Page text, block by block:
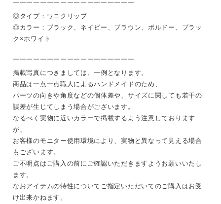
￣￣￣￣￣￣￣￣￣￣￣￣￣￣￣￣￣￣
◎タイプ：ワニクリップ
◎カラー：ブラック、ネイビー、ブラウン、ボルドー、ブラッ
ク×ホワイト
￣￣￣￣￣￣￣￣￣￣￣￣￣￣￣￣￣￣
掲載写真につきましては、一例となります。
商品は一点一点職人によるハンドメイドのため、
パーツの向きや角度などの個体差や、サイズに関しても若干の
誤差が生じてしまう場合がございます。
なるべく実物に近いカラーで掲載するよう注意しております
が、
お客様のモニター使用環境により、実物と異なって見える場合
もございます。
ご不明点はご購入の前にご確認いただきますようお願いいたし
ます。
なおアイテムの特性についてご指定いただいてのご購入はお受
け出来かねます。